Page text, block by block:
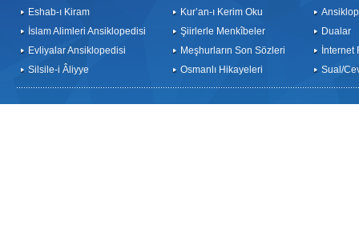
Eshab-ı Kiram
İslam Alimleri Ansiklopedisi
Evliyalar Ansiklopedisi
Silsile-i Âliyye
Kur’an-ı Kerim Oku
Şiirlerle Menkîbeler
Meşhurların Son Sözleri
Osmanlı Hikayeleri
Dualar
İnternet
Sual/